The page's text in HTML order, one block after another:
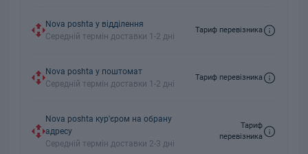
Nova poshta у відділення
Середній термін доставки 1-2 дні
Тариф перевізника
Nova poshta у поштомат
Середній термін доставки 1-2 дні
Тариф перевізника
Nova poshta кур'єром на обрану
адресу
Середній термін доставки 2-3 дні
Тариф
перевізника